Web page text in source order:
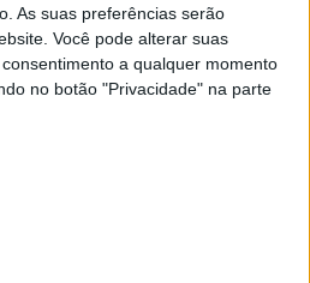
As suas preferências serão
Você pode alterar suas
a qualquer momento
no botão "Privacidade" na parte
ouvir na Estação Diária – 96.8